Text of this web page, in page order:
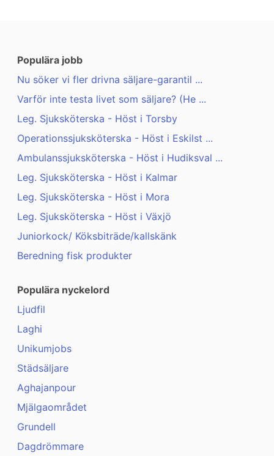
Populära jobb
Nu söker vi fler drivna säljare-garantil ...
Varför inte testa livet som säljare? (He ...
Leg. Sjuksköterska - Höst i Torsby
Operationssjuksköterska - Höst i Eskilst ...
Ambulanssjuksköterska - Höst i Hudiksval ...
Leg. Sjuksköterska - Höst i Kalmar
Leg. Sjuksköterska - Höst i Mora
Leg. Sjuksköterska - Höst i Växjö
Juniorkock/ Köksbiträde/kallskänk
Beredning fisk produkter
Populära nyckelord
Ljudfil
Laghi
Unikumjobs
Städsäljare
Aghajanpour
Mjälgaområdet
Grundell
Dagdrömmare